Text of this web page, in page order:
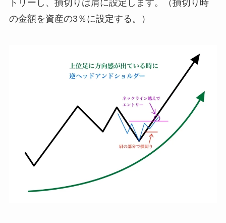
トリーし、損切りは肩に設定します。（損切り時
の金額を資産の3％に設定する。）